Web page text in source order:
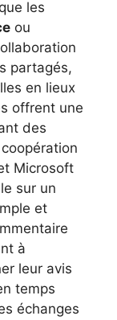
les
ou
partagés,
en lieux
offrent une
des
Microsoft
sur un
et
à
leur avis
temps
échanges